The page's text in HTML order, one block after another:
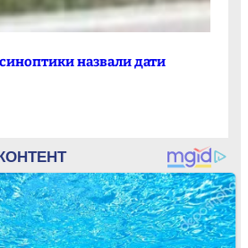
назвали дати